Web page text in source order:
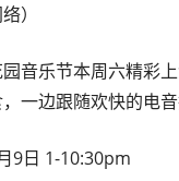
）
音乐节本周六精彩
一边跟随欢快的电
9日 1-10:30pm